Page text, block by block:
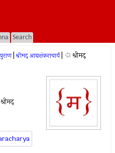
Search
श्रीमद् आद्यशंकराचार्य
श्रीमद्